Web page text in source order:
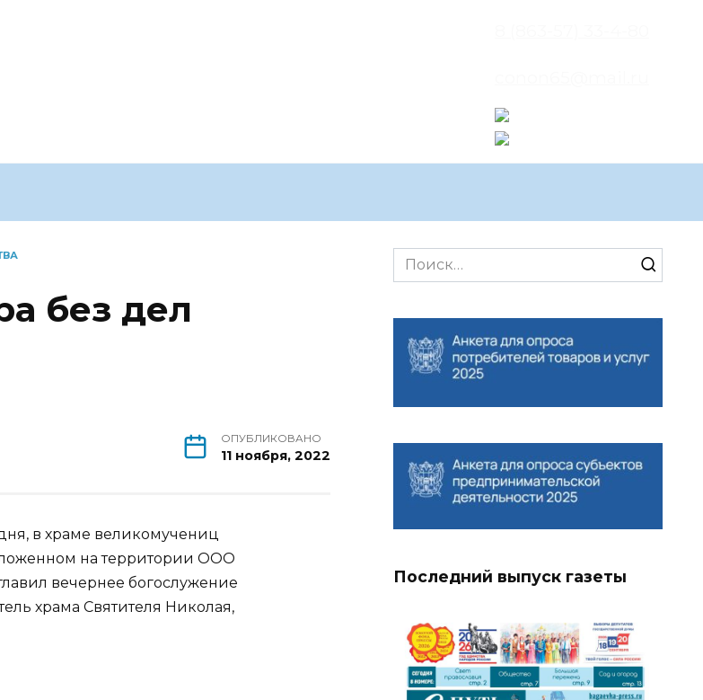
без дел
ОПУБЛИКОВАНО
11 ноября, 2022
в храме великомучениц
на территории ООО
вечернее богослужение
храма Святителя Николая,
Search
for:
Последний выпуск газеты